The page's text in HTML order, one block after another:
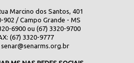
Marcino dos Santos, 401
902 / Campo Grande - MS
6900 ou (67) 3320-9700
(67) 3320-9777
senar@senarms.org.br